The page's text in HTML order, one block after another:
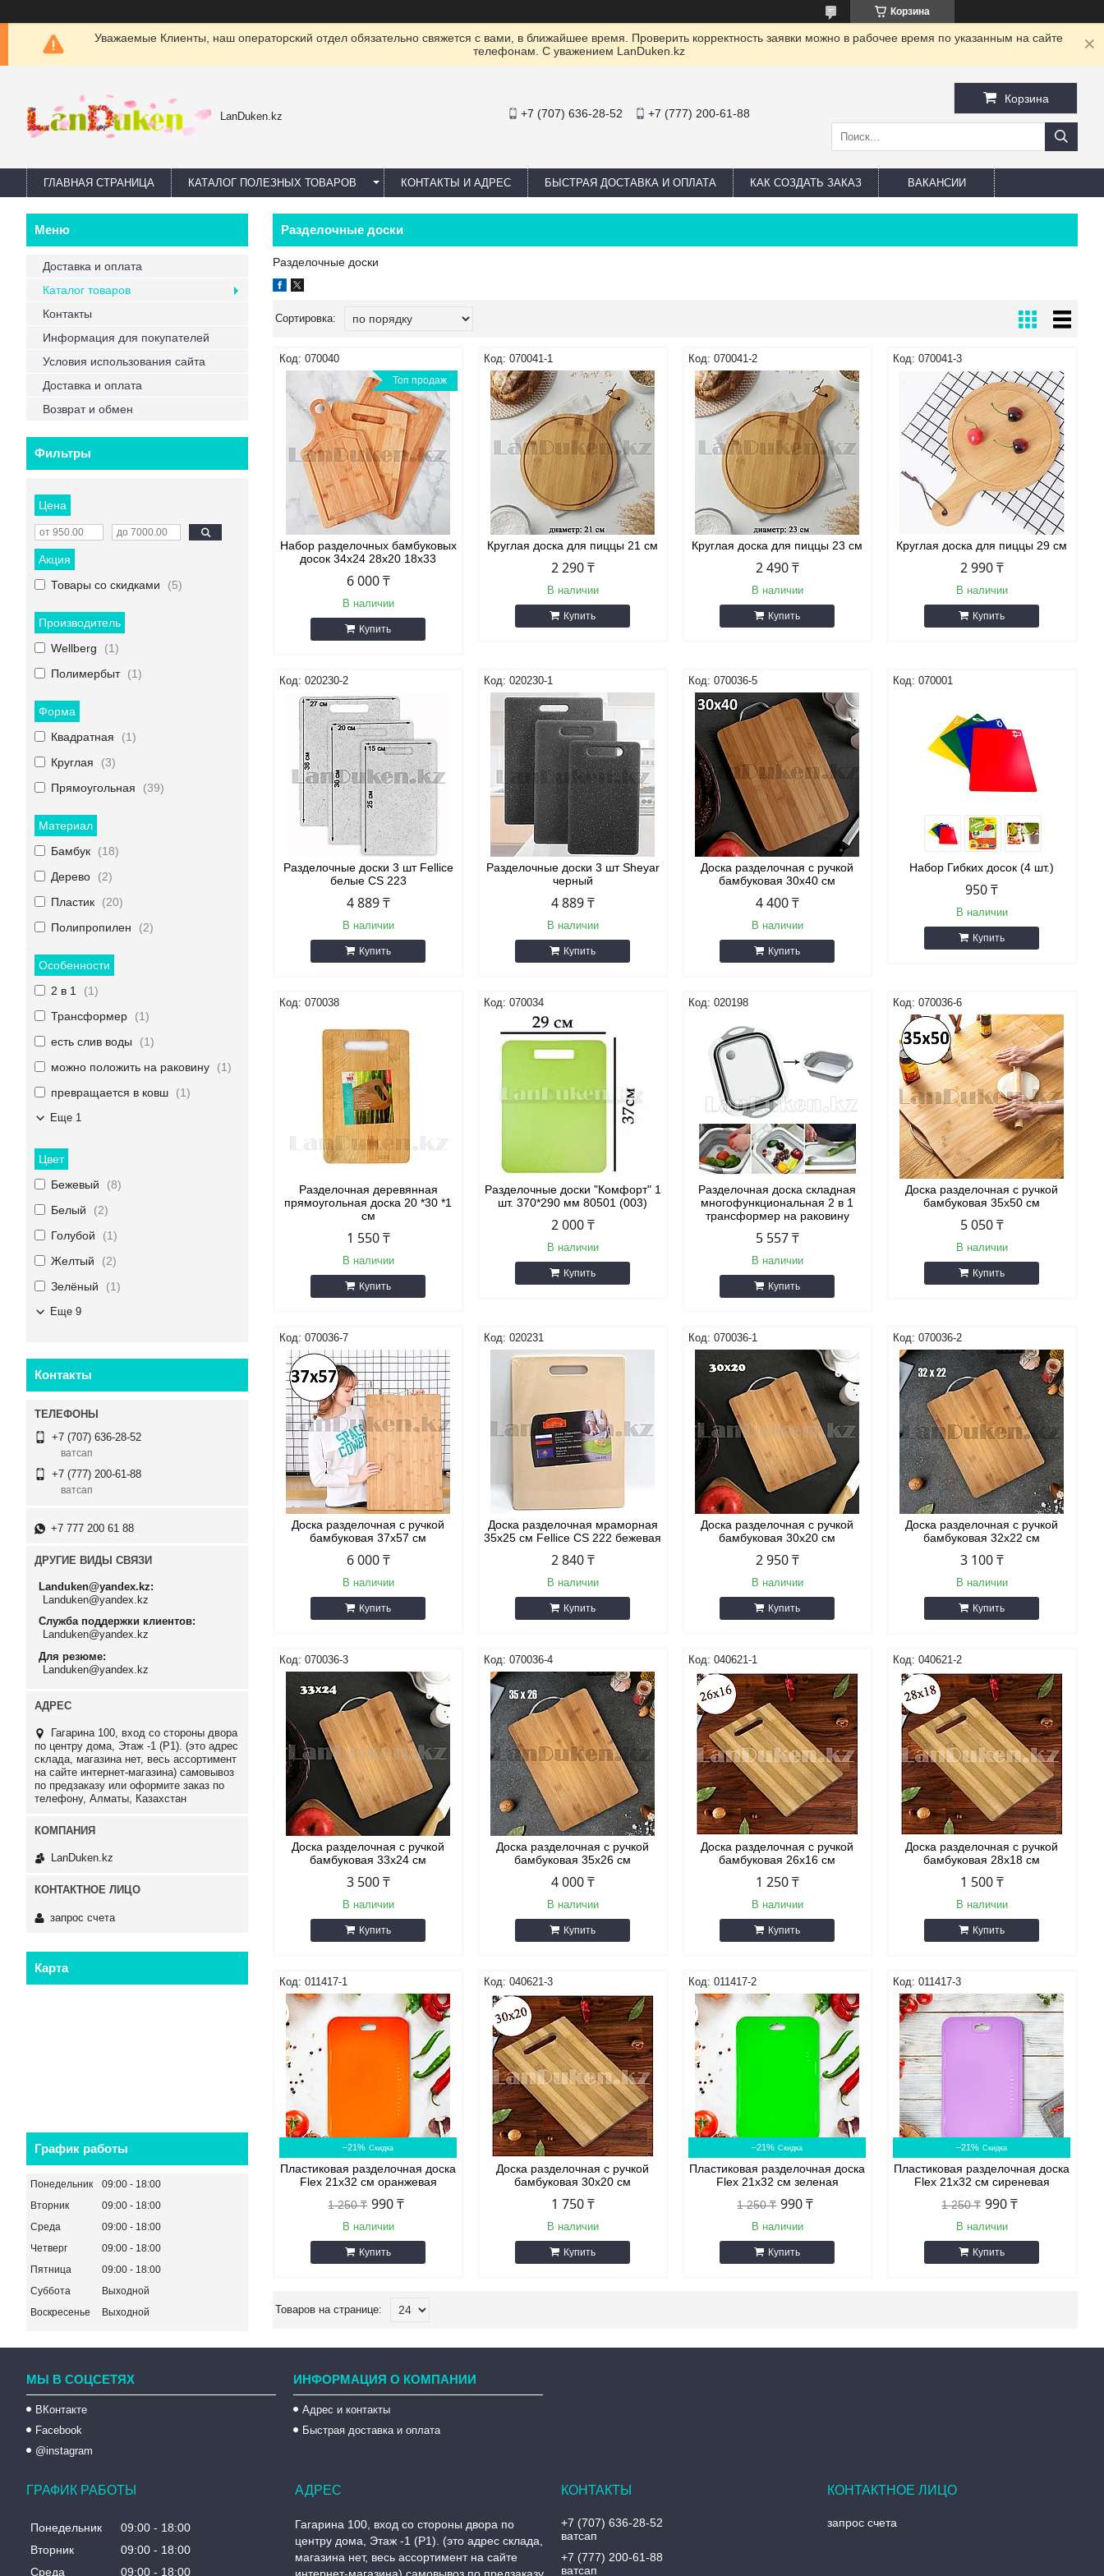
Корзина
Уважаемые Клиенты, наш операторский отдел обязательно свяжется с вами, в ближайшее время. Проверить корректность заявки можно в рабочее время по указанным на сайте
телефонам. С уважением LanDuken.kz
LanDuken.kz +7 (707) 636-28-52 +7 (777) 200-61-88
Корзина
ГЛАВНАЯ СТРАНИЦА КАТАЛОГ ПОЛЕЗНЫХ ТОВАРОВ КОНТАКТЫ И АДРЕС БЫСТРАЯ ДОСТАВКА И ОПЛАТА КАК СОЗДАТЬ ЗАКАЗ ВАКАНСИИ
Разделочные доски
Разделочные доски
070040
Топ продаж
Набор разделочных бамбуковых
досок 34x24 28x20 18x33
6 000 ₸
В наличии
Купить
070041-1
Круглая доска для пиццы 21 см
2 290 ₸
В наличии
Купить
070041-2
Круглая доска для пиццы 23 см
2 490 ₸
В наличии
Купить
070041-3
Круглая доска для пиццы 29 см
2 990 ₸
В наличии
Купить
020230-2
Разделочные доски 3 шт Fellice
белые CS 223
4 889 ₸
В наличии
Купить
020230-1
Разделочные доски 3 шт Sheyar
черный
4 889 ₸
В наличии
Купить
070036-5
Доска разделочная с ручкой
бамбуковая 30х40 см
4 400 ₸
В наличии
Купить
070001
Набор Гибких досок (4 шт.)
950 ₸
В наличии
Купить
070038
Разделочная деревянная
прямоугольная доска 20 *30 *1
см
1 550 ₸
В наличии
Купить
070034
Разделочные доски "Комфорт" 1
шт. 370*290 мм 80501 (003)
2 000 ₸
В наличии
Купить
020198
Разделочная доска складная
многофункциональная 2 в 1
трансформер на раковину
5 557 ₸
В наличии
Купить
070036-6
Доска разделочная с ручкой
бамбуковая 35х50 см
5 050 ₸
В наличии
Купить
070036-7
Доска разделочная с ручкой
бамбуковая 37х57 см
6 000 ₸
В наличии
Купить
020231
Доска разделочная мраморная
35х25 см Fellice CS 222 бежевая
2 840 ₸
В наличии
Купить
070036-1
Доска разделочная с ручкой
бамбуковая 30х20 см
2 950 ₸
В наличии
Купить
070036-2
Доска разделочная с ручкой
бамбуковая 32х22 см
3 100 ₸
В наличии
Купить
070036-3
Доска разделочная с ручкой
бамбуковая 33х24 см
3 500 ₸
В наличии
Купить
070036-4
Доска разделочная с ручкой
бамбуковая 35х26 см
4 000 ₸
В наличии
Купить
040621-1
Доска разделочная с ручкой
бамбуковая 26х16 см
1 250 ₸
В наличии
Купить
040621-2
Доска разделочная с ручкой
бамбуковая 28х18 см
1 500 ₸
В наличии
Купить
011417-1
–21%
Пластиковая разделочная доска
Flex 21х32 см оранжевая
1 250 ₸ 990 ₸
В наличии
Купить
040621-3
Доска разделочная с ручкой
бамбуковая 30х20 см
1 750 ₸
В наличии
Купить
011417-2
–21%
Пластиковая разделочная доска
Flex 21х32 см зеленая
1 250 ₸ 990 ₸
В наличии
Купить
011417-3
–21%
Пластиковая разделочная доска
Flex 21х32 см сиреневая
1 250 ₸ 990 ₸
В наличии
Купить
Доставка и оплата
Каталог товаров
Контакты
Информация для покупателей
Условия использования сайта
Доставка и оплата
Возврат и обмен
Фильтры
Цена
Акция
Товары со скидками
5
Производитель
Wellberg
1
Полимербыт
1
Форма
Квадратная
1
Круглая
3
Прямоугольная
39
Материал
Бамбук
18
Дерево
2
Пластик
20
Полипропилен
2
Особенности
2 в 1
1
Трансформер
1
есть слив воды
1
можно положить на раковину
1
превращается в ковш
1
Еще 1
Цвет
Бежевый
8
Белый
2
Голубой
1
Желтый
2
Зелёный
1
Еще 9
Контакты
+7 (707) 636-28-52
ватсап
+7 (777) 200-61-88
ватсап
+7 777 200 61 88
ДРУГИЕ ВИДЫ СВЯЗИ
Landuken@yandex.kz
Landuken@yandex.kz
Служба поддержки клиентов
Landuken@yandex.kz
Для резюме
Landuken@yandex.kz
Гагарина 100, вход со стороны двора
по центру дома, Этаж -1 (P1). (это адрес
склада, магазина нет, весь ассортимент
на сайте интернет-магазина) самовывоз
по предзаказу или оформите заказ по
телефону, Алматы, Казахстан
LanDuken.kz
запрос счета
Карта
График работы
Понедельник 09:00
18:00
Вторник
09:00
18:00
Среда
09:00
18:00
Четверг
09:00
18:00
Пятница
09:00
18:00
Суббота
Выходной
Воскресенье
Выходной
МЫ В СОЦСЕТЯХ
ВКонтакте
Facebook
@instagram
ИНФОРМАЦИЯ О КОМПАНИИ
Адрес и контакты
Быстрая доставка и оплата
ГРАФИК РАБОТЫ
Понедельник 09:00
18:00
Вторник
09:00
18:00
Среда
09:00 18:00
Гагарина 100, вход со стороны двора по
центру дома, Этаж -1 (P1). (это адрес склада,
магазина нет, весь ассортимент на сайте
+7 (707) 636-28-52
ватсап
+7 (777) 200-61-88
ватсап
запрос счета